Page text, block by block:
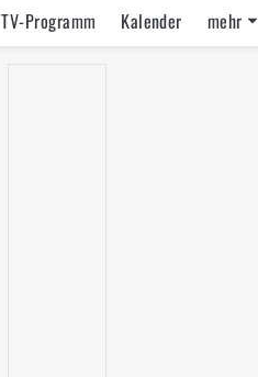
TV-Programm
Kalender
mehr